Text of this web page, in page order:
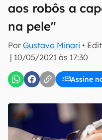
aos robôs a
na pele"
Por Gustavo Minari •
| 10/05/2021 às 17:30
Assine
E-mail
Confirmo que li, aceito
Uso e Política de